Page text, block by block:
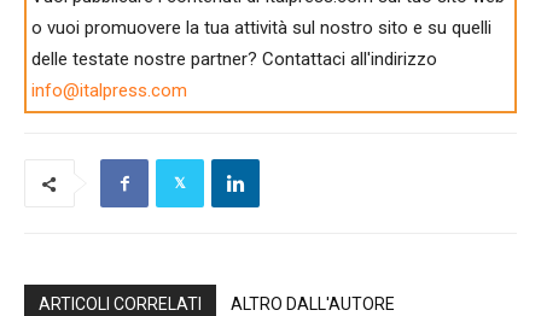
o vuoi promuovere la tua attività sul nostro sito e su quelli
delle testate nostre partner? Contattaci all'indirizzo
info@italpress.com
ARTICOLI CORRELATI ALTRO DALL'AUTORE